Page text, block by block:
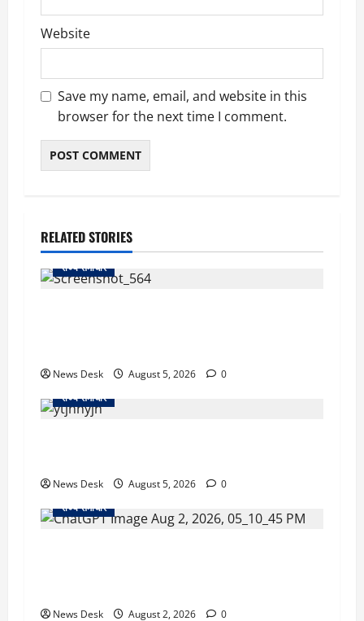
Website
Save my name, email, and website in this
browser for the next time I comment.
RELATED STORIES
राज्य समाचार
News Desk August 5, 2026
0
राज्य समाचार
News Desk August 5, 2026
0
राज्य समाचार
News Desk August 2, 2026 0